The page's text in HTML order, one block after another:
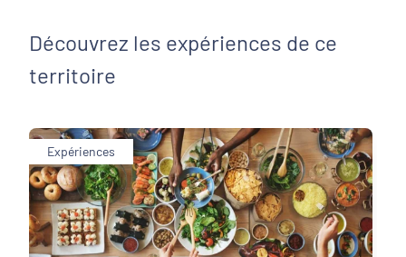
Découvrez les expériences de ce
territoire
Expériences